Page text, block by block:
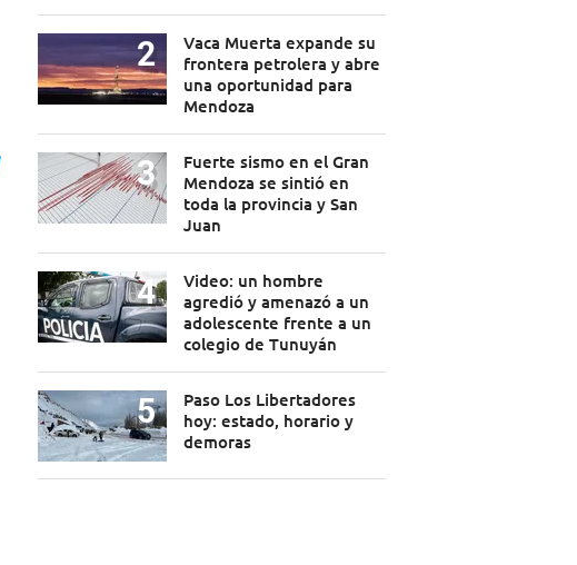
Vaca Muerta expande su
frontera petrolera y abre
una oportunidad para
Mendoza
Fuerte sismo en el Gran
Mendoza se sintió en
toda la provincia y San
Juan
Video: un hombre
agredió y amenazó a un
adolescente frente a un
colegio de Tunuyán
Paso Los Libertadores
hoy: estado, horario y
demoras